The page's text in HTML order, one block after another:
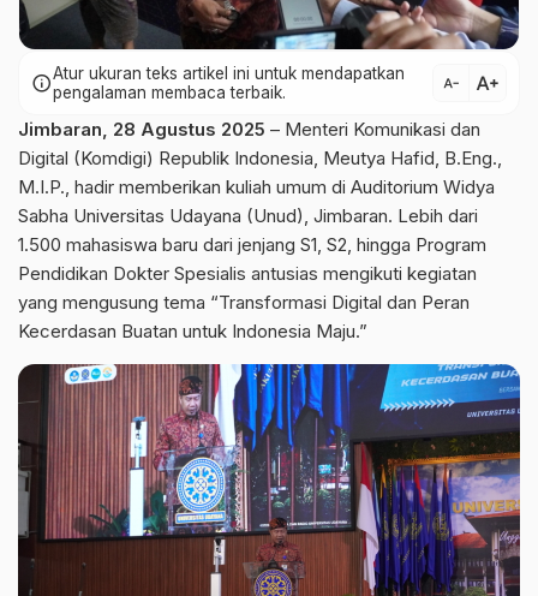
infoAtur ukuran teks artikel ini untuk mendapatkan
pengalaman membaca terbaik.
text_decrease text_increase
Jimbaran, 28 Agustus 2025 – Menteri Komunikasi dan
Digital (Komdigi) Republik Indonesia, Meutya Hafid, B.Eng.,
M.I.P., hadir memberikan kuliah umum di Auditorium Widya
Sabha Universitas Udayana (Unud), Jimbaran. Lebih dari
1.500 mahasiswa baru dari jenjang S1, S2, hingga Program
Pendidikan Dokter Spesialis antusias mengikuti kegiatan
yang mengusung tema “Transformasi Digital dan Peran
Kecerdasan Buatan untuk Indonesia Maju.”